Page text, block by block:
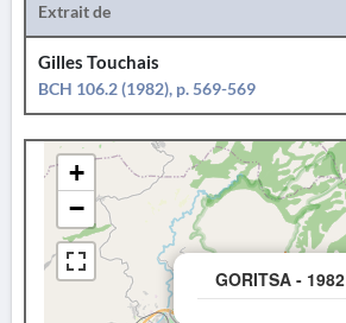
Extrait de
Gilles Touchais
BCH 106.2 (1982), p. 569-569
GORITSA - 1982
+
−